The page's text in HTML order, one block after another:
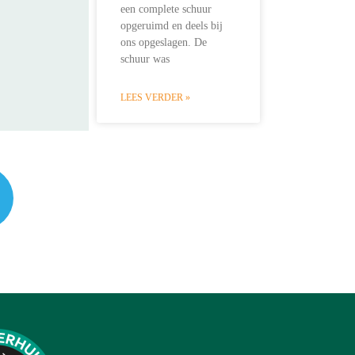
een complete schuur
opgeruimd en deels bij
ons opgeslagen. De
schuur was
LEES VERDER »